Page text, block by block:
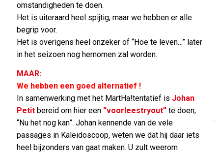
omstandigheden te doen.
Het is uiteraard heel spijtig, maar we hebben er alle
begrip voor.
Het is overigens heel onzeker of “Hoe te leven…” later
in het seizoen nog hernomen zal worden.
MAAR:
We hebben een goed alternatief !
In samenwerking met het MartHa!tentatief is Johan
Petitbereid om hier een “voorleestryout”te doen,
“Nu het nog kan”. Johan kennende van de vele
passages in Kaleidoscoop, weten we dat hij daar iets
heel bijzonders van gaat maken. U zult weerom